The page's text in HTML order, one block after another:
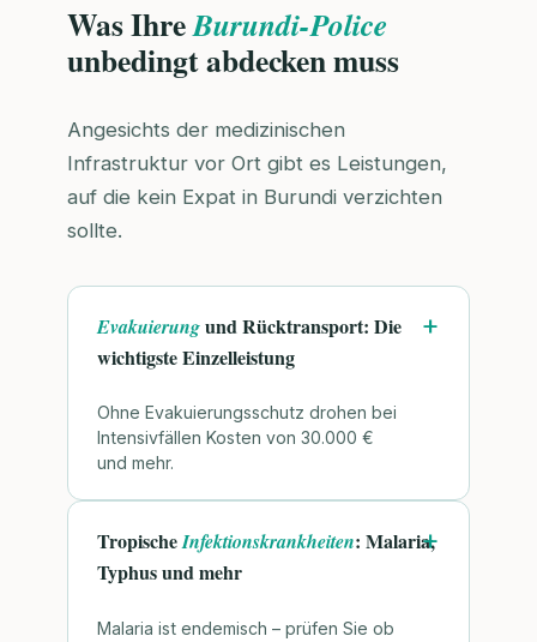
Was IhreBurundi-Police
unbedingt abdecken muss
Angesichts der medizinischen
Infrastruktur vor Ort gibt es Leistungen,
auf die kein Expat in Burundi verzichten
sollte.
Evakuierungund Rücktransport: Die
wichtigste Einzelleistung
Ohne Evakuierungsschutz drohen bei
Intensivfällen Kosten von 30.000 €
und mehr.
TropischeInfektionskrankheiten: Malaria,
Typhus und mehr
Malaria ist endemisch – prüfen Sie ob